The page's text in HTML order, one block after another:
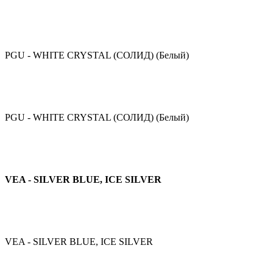
PGU - WHITE CRYSTAL (СОЛИД) (Белый)
PGU - WHITE CRYSTAL (СОЛИД) (Белый)
VEA - SILVER BLUE, ICE SILVER
VEA - SILVER BLUE, ICE SILVER